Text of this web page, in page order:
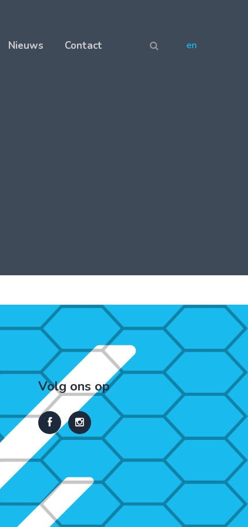
Nieuws Contact en
Volg ons op